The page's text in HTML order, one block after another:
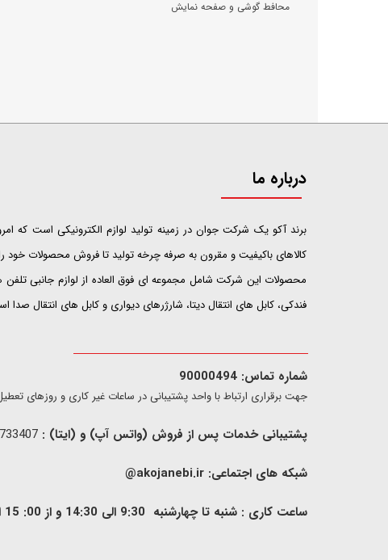
محافط گوشی و صفحه نمایش
درباره ما
​​​​​​​برند آکو یک شرکت جوان در زمینه تولید لوازم الکترونیکی است که
کالاهای باکیفیت و مقرون به صرفه چرخه تولید تا فروش محصولات خود
محصولات این شرکت شامل مجموعه ای فوق العاده از لوازم جانبی تلفن
فندکی، کابل های انتقال دیتا، شارژرهای دیواری و کابل های انتقال صدا
شماره تماس: 90000494
​​جهت برقراری ارتباط با واحد پشتیبانی در ساعات غیر کاری و روزهای تعطیل فقط از طریق
پشتیبانی خدمات پس از فروش (واتس آپ) و (ایتا) :
شبکه های اجتماعی: akojanebi.ir@
ساعت کاری : شنبه تا چهارشنبه 9:30 الی 14:30 و از 00: 15 الی 17:00 , پنج شنبه 9:30 الی 13